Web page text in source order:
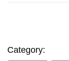
Category: